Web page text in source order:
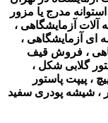
مدرج یا مزور
آلات آزمایشگاهی ،
ای آزمایشگاهی ،
، فروش قیف
گلابی شکل ،
، پیپت پاستور
، شیشه پودری سفید